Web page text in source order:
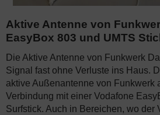
Aktive Antenne von
EasyBox 803 und UMTS
Die Aktive Antenne von Funkwerk
Signal fast ohne Verluste ins Haus.
aktive Außenantenne von Funkwerk
Verbindung mit einer Vodafone
Surfstick. Auch in Bereichen, wo der